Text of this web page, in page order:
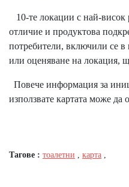
10-те локации с най-
отличие и продуктова
потребители, включили се в
или оценяване на локация,
Повече информация за
използвате картата може да
Тагове : тоалетни карта